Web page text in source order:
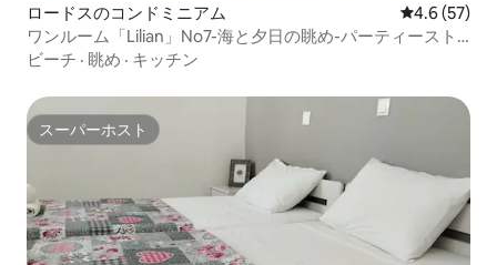
ロードスのコンドミニアム レビュー57
4.6 (57)
ワンルーム「Lilian」No7-海と夕日の眺め-パーティースト
リートにある
ビーチ · 眺め · キッチン
スーパーホスト
スーパーホスト